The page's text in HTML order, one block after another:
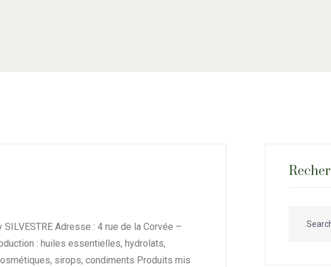
Adresse : 4 rue de la Corvée –
: huiles essentielles, hydrolats,
sirops, condiments Produits mis